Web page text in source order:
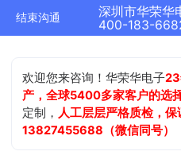
结束沟通
400-183-
欢迎您来咨询！华荣华电子
产，全球5400多家客户的选
定制， 人工层层严格质检，保
13827455688（微信同号）